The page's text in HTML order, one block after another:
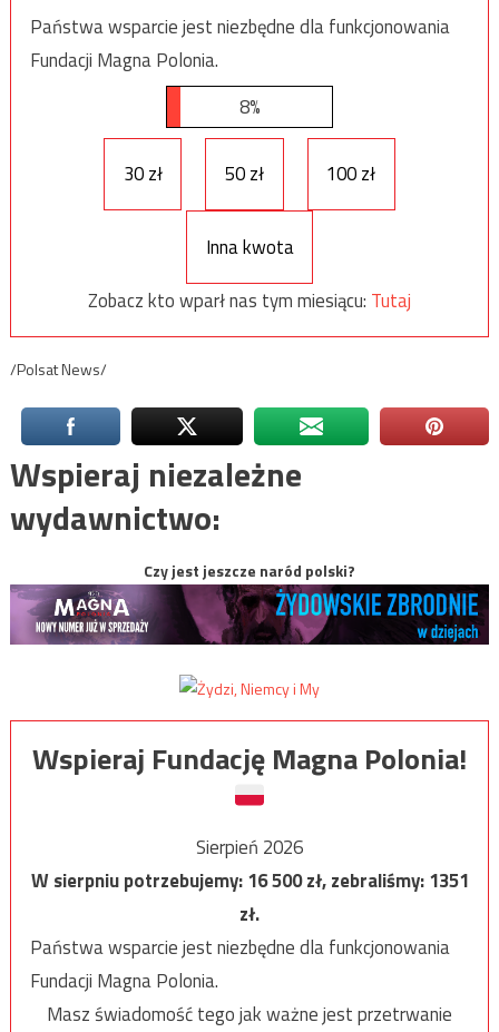
Państwa wsparcie jest niezbędne dla funkcjonowania
Fundacji Magna Polonia.
8%
30 zł 50 zł 100 zł
Inna kwota
Zobacz kto wparł nas tym miesiącu: Tutaj
/Polsat News/
Wspieraj niezależne
wydawnictwo:
Czy jest jeszcze naród polski?
Wspieraj Fundację Magna Polonia!
Sierpień 2026
W sierpniu potrzebujemy:16 500zł, zebraliśmy:1351
zł.
Państwa wsparcie jest niezbędne dla funkcjonowania
Fundacji Magna Polonia.
Masz świadomość tego jak ważne jest przetrwanie